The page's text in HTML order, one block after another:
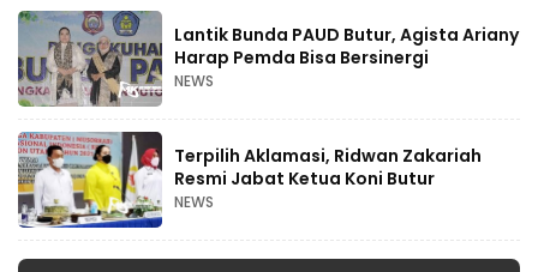
Lantik Bunda PAUD Butur, Agista Ariany
Harap Pemda Bisa Bersinergi
NEWS
Terpilih Aklamasi, Ridwan Zakariah
Resmi Jabat Ketua Koni Butur
NEWS